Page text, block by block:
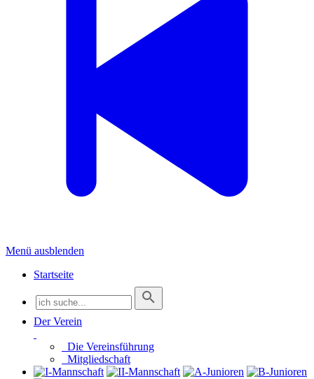
Menü ausblenden
Startseite
Der Verein
Die Vereinsführung
Mitgliedschaft